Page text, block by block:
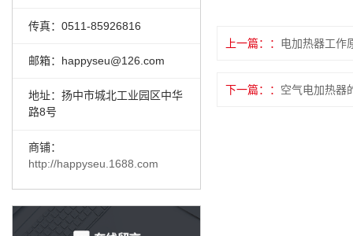
传真：0511-85926816
邮箱：happyseu@126.com
地址：扬中市城北工业园区中华
路8号
商铺：
http://happyseu.1688.com
上一篇： 电加热器工作
下一篇： 空气电加热器